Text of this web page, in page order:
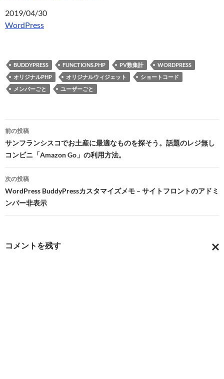
日付
2019/04/30
関連理由
WordPress
BUDDYPRESS FUNCTIONS.PHP PV数集計
WORDPRESS
オリジナルPHP
オリジナルウィジェット
ショートコード
メンバーごと
ユーザーごと
投
稿
ナ
ビ
ゲ
ー
ョ
前の投稿
サンフランシスコでお土産に最適なものを探そう。話題のレジ無し
コンビニ「Amazon Go」の利用方法。
次の投稿
WordPress BuddyPressカスタマイズメモ – サイトフロントのアドミ
ンバー非表示
コメントを残す